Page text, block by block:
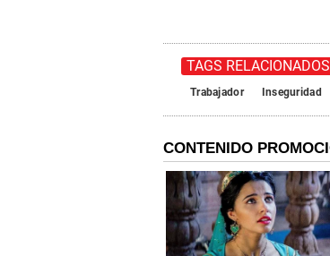
TAGS RELACIONADOS
Trabajador
Inseguridad